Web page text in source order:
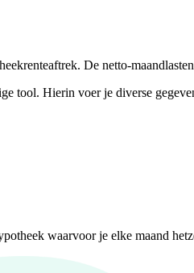
De netto-
tool. Hierin voer je diverse
waarvoor je elke maand